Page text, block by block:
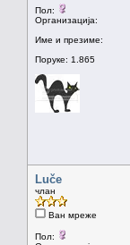
Пол:
Организација:
Име и презиме:
Поруке: 1.865
Luče
члан
Ван мреже
Пол: